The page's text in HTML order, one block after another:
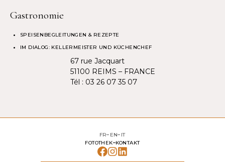
Gastronomie
SPEISENBEGLEITUNGEN & REZEPTE
IM DIALOG: KELLERMEISTER UND KÜCHENCHEF
67 rue Jacquart
51100 REIMS – FRANCE
Tél : 03 26 07 35 07
FOTOTHEK KONTAKT
FR EN IT